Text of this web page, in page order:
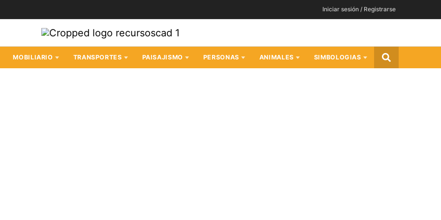
Iniciar sesión / Registrarse
MOBILIARIO TRANSPORTES PAISAJISMO PERSONAS ANIMALES SIMBOLOGIAS